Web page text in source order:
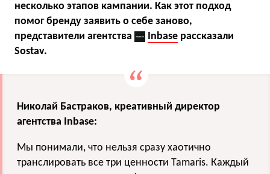
несколько этапов кампании. Как этот подход
помог бренду заявить о себе заново,
представители агентства
Inbase рассказали
Sostav.
Николай Бастраков, креативный директор
агентства Inbase:
Мы понимали, что нельзя сразу хаотично
транслировать все три ценности Tamaris. Каждый